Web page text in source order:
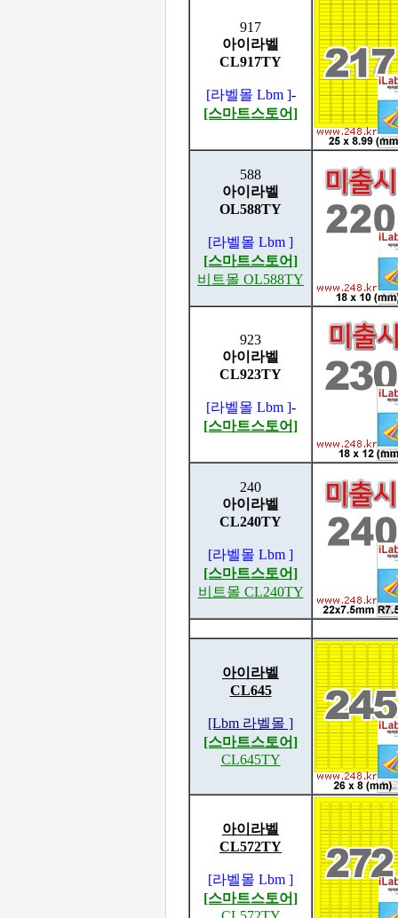
917
아이라벨
CL917TY
[라벨몰 Lbm ]-
[스마트스토어]
588
아이라벨
OL588TY
[라벨몰 Lbm ]
[스마트스토어]
비트몰 OL588TY
923
아이라벨
CL923TY
[라벨몰 Lbm ]-
[스마트스토어]
240
아이라벨
CL240TY
[라벨몰 Lbm ]
[스마트스토어]
비트몰 CL240TY
아이라벨
CL645
[Lbm 라벨몰 ]
[스마트스토어]
CL645TY
아이라벨
CL572TY
[라벨몰 Lbm ]
[스마트스토어]